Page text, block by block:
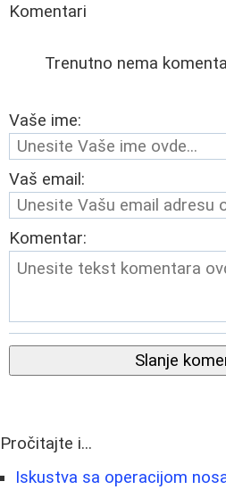
Komentari
Trenutno nema
Vaše ime:
Vaš email:
Komentar:
Slanje
Pročitajte i...
Iskustva sa operacijom